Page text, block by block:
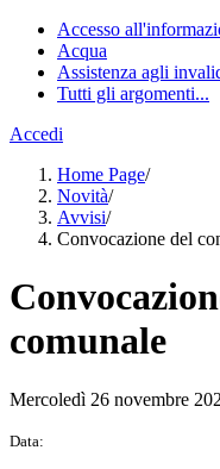
Accesso
Acqua
Assistenza agli
Tutti gli argomenti...
Accedi
Home Page/
Novità/
Avvisi/
Convocazione del
comunale
Mercoledì 26 novembre
Data: